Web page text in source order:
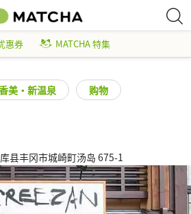
惠券 MATCHA 特集
美・新温泉 购物
县丰冈市城崎町汤岛 675-1